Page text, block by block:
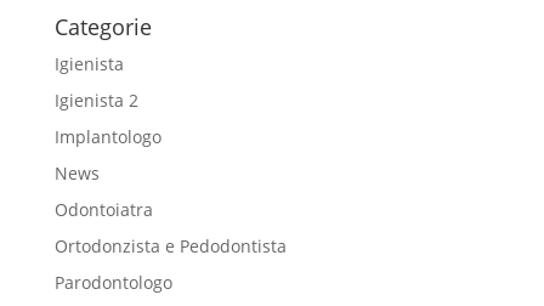
Categorie
Igienista
Igienista 2
Implantologo
News
Odontoiatra
Ortodonzista e Pedodontista
Parodontologo